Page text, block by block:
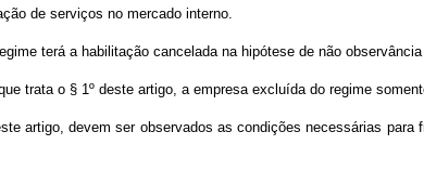
de serviços no mercado interno.
terá a habilitação cancelada na hipótese de não
trata o § 1º deste artigo, a empresa excluída do regime
artigo, devem ser observados as condições necessárias